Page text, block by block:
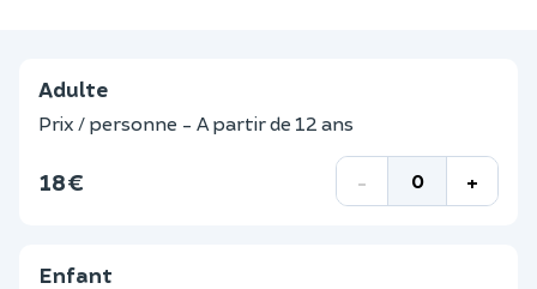
Adulte
Prix / personne - A partir de 12 ans
18 € - +
Enfant